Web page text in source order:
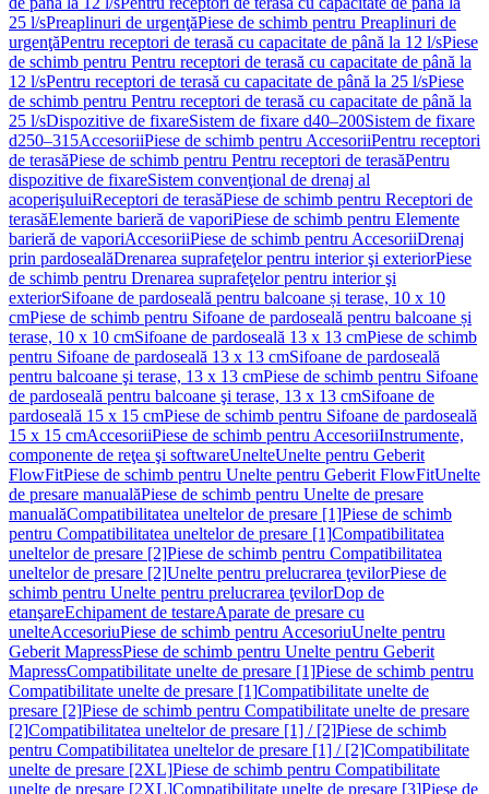
25 l/sPreaplinuri de urgenţăPiese de schimb pentru Preaplinuri de
urgenţăPentru receptori de terasă cu capacitate de până la 12 l/sPiese
de schimb pentru Pentru receptori de terasă cu capacitate de până la
12 l/sPentru receptori de terasă cu capacitate de până la 25 l/sPiese
de schimb pentru Pentru receptori de terasă cu capacitate de până la
25 l/sDispozitive de fixareSistem de fixare d40–200Sistem de fixare
d250–315AccesoriiPiese de schimb pentru AccesoriiPentru receptori
de terasăPiese de schimb pentru Pentru receptori de terasăPentru
dispozitive de fixareSistem convenţional de drenaj al
acoperişuluiReceptori de terasăPiese de schimb pentru Receptori de
terasăElemente barieră de vaporiPiese de schimb pentru Elemente
barieră de vaporiAccesoriiPiese de schimb pentru AccesoriiDrenaj
prin pardosealăDrenarea suprafeţelor pentru interior şi exteriorPiese
de schimb pentru Drenarea suprafeţelor pentru interior şi
exteriorSifoane de pardoseală pentru balcoane și terase, 10 x 10
cmPiese de schimb pentru Sifoane de pardoseală pentru balcoane și
terase, 10 x 10 cmSifoane de pardoseală 13 x 13 cmPiese de schimb
pentru Sifoane de pardoseală 13 x 13 cmSifoane de pardoseală
pentru balcoane şi terase, 13 x 13 cmPiese de schimb pentru Sifoane
de pardoseală pentru balcoane şi terase, 13 x 13 cmSifoane de
pardoseală 15 x 15 cmPiese de schimb pentru Sifoane de pardoseală
15 x 15 cmAccesoriiPiese de schimb pentru AccesoriiInstrumente,
componente de reţea şi softwareUnelteUnelte pentru Geberit
FlowFitPiese de schimb pentru Unelte pentru Geberit FlowFitUnelte
de presare manualăPiese de schimb pentru Unelte de presare
manualăCompatibilitatea uneltelor de presare [1]Piese de schimb
pentru Compatibilitatea uneltelor de presare [1]Compatibilitatea
uneltelor de presare [2]Piese de schimb pentru Compatibilitatea
uneltelor de presare [2]Unelte pentru prelucrarea ţevilorPiese de
schimb pentru Unelte pentru prelucrarea ţevilorDop de
etanşareEchipament de testareAparate de presare cu
unelteAccesoriuPiese de schimb pentru AccesoriuUnelte pentru
Geberit MapressPiese de schimb pentru Unelte pentru Geberit
MapressCompatibilitate unelte de presare [1]Piese de schimb pentru
Compatibilitate unelte de presare [1]Compatibilitate unelte de
presare [2]Piese de schimb pentru Compatibilitate unelte de presare
[2]Compatibilitatea uneltelor de presare [1] / [2]Piese de schimb
pentru Compatibilitatea uneltelor de presare [1] / [2]Compatibilitate
unelte de presare [2XL]Piese de schimb pentru Compatibilitate
unelte de presare [2XL]Compatibilitate unelte de presare [3]Piese de